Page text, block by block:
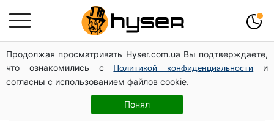
Продолжая просматривать Hyser.com.ua Вы подтверждаете,
что ознакомились с
Политикой конфиденциальности
и
согласны с использованием файлов cookie.
Понял
Голая Елена Тополя в интересных позах заставила
отвисать челюсти: слив видео – было только началом
Полностью голая Анна Тринчер блеснула
"прелестями": таких размеров вы еще не видели